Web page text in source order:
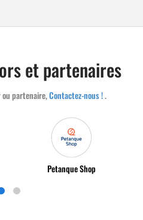
et partenaires
ou partenaire,Contactez-nous !.
Petanque Shop